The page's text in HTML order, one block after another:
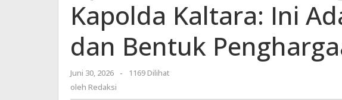
Kapolda Kaltara: Ini
dan Bentuk
Juni 30, 2026
oleh
-
1169 Dilihat
oleh Redaksi